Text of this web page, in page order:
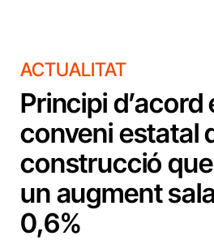
ACTUALITAT
Principi d’acord
conveni estatal
construcció
un augment
0,6%